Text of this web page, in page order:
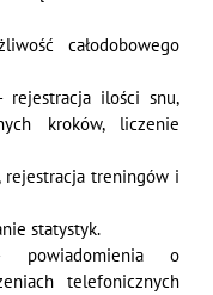
całodobowego
rejestracja ilości snu,
kroków, liczenie
treningów i
statystyk.
o
telefonicznych